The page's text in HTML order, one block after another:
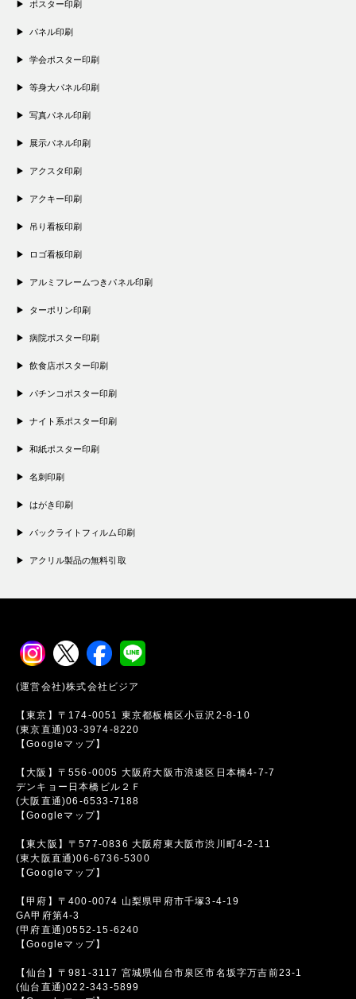
ポスター印刷
パネル印刷
学会ポスター印刷
等身大パネル印刷
写真パネル印刷
展示パネル印刷
アクスタ印刷
アクキー印刷
吊り看板印刷
ロゴ看板印刷
アルミフレームつきパネル印刷
ターポリン印刷
病院ポスター印刷
飲食店ポスター印刷
パチンコポスター印刷
ナイト系ポスター印刷
和紙ポスター印刷
名刺印刷
はがき印刷
バックライトフィルム印刷
アクリル製品の無料引取
(運営会社)株式会社ビジア
【東京】〒174-0051 東京都板橋区小豆沢2-8-10
(東京直通)03-3974-8220
【Googleマップ】
【大阪】〒556-0005 大阪府大阪市浪速区日本橋4-7-7
デンキョー日本橋ビル２Ｆ
(大阪直通)06-6533-7188
【Googleマップ】
【東大阪】〒577-0836 大阪府東大阪市渋川町4-2-11
(東大阪直通)06-6736-5300
【Googleマップ】
【甲府】〒400-0074 山梨県甲府市千塚3-4-19
GA甲府第4-3
(甲府直通)0552-15-6240
【Googleマップ】
【仙台】〒981-3117 宮城県仙台市泉区市名坂字万吉前23-1
(仙台直通)022-343-5899